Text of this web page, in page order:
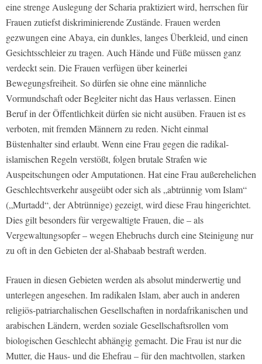
eine strenge Auslegung der Scharia praktiziert wird, herrschen für
Frauen zutiefst diskriminierende Zustände. Frauen werden
gezwungen eine Abaya, ein dunkles, langes Überkleid, und einen
Gesichtsschleier zu tragen. Auch Hände und Füße müssen ganz
verdeckt sein. Die Frauen verfügen über keinerlei
Bewegungsfreiheit. So dürfen sie ohne eine männliche
Vormundschaft oder Begleiter nicht das Haus verlassen. Einen
Beruf in der Öffentlichkeit dürfen sie nicht ausüben. Frauen ist es
verboten, mit fremden Männern zu reden. Nicht einmal
Büstenhalter sind erlaubt. Wenn eine Frau gegen die radikal-
islamischen Regeln verstößt, folgen brutale Strafen wie
Auspeitschungen oder Amputationen. Hat eine Frau außerehelichen
Geschlechtsverkehr ausgeübt oder sich als „abtrünnig vom Islam“
(„Murtadd“, der Abtrünnige) gezeigt, wird diese Frau hingerichtet.
Dies gilt besonders für vergewaltigte Frauen, die – als
Vergewaltungsopfer – wegen Ehebruchs durch eine Steinigung nur
zu oft in den Gebieten der al-Shabaab bestraft werden.
Frauen in diesen Gebieten werden als absolut minderwertig und
unterlegen angesehen. Im radikalen Islam, aber auch in anderen
religiös-patriarchalischen Gesellschaften in nordafrikanischen und
arabischen Ländern, werden soziale Gesellschaftsrollen vom
biologischen Geschlecht abhängig gemacht. Die Frau ist nur die
Mutter, die Haus- und die Ehefrau – für den machtvollen, starken